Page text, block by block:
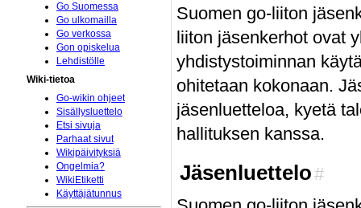
Suomen go-liiton
liiton jäsenkerhot ovat
yhdistystoiminnan
ohitetaan kokonaan.
jäsenluetteloa, kyetä
hallituksen kanssa.
Jäsenluettelo#
Go Suomessa
Go ulkomailla
Go verkossa
Gon opiskelua
Lehdistölle
Wiki-tietoa
Go-wikin ohjeet
Sisällysluettelo
Etsi sivuja
Parhaat sivut
Wikipäivityksiä
Ongelmia?
WikiEtiketti
Käyttäjätunnus